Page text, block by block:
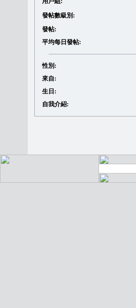
發帖數級別:
發帖:
平均每日發帖:
性別:
來自:
生日:
自我介紹: